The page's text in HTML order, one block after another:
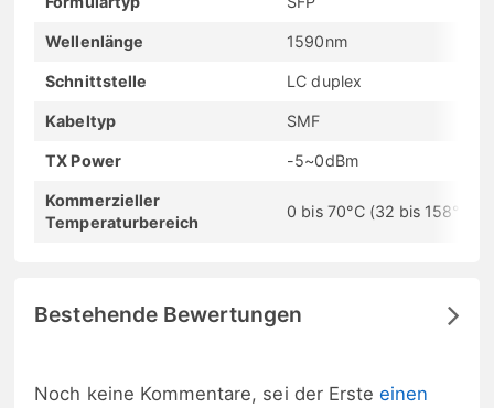
Wellenlänge 1590nm
Schnittstelle LC duplex
Kabeltyp SMF
TX Power -5~0dBm
Kommerzieller
Temperaturbereich
0 bis 70°C (32 bis 158°F)
Bestehende Bewertungen
Noch keine Kommentare, sei der Ersteeinen